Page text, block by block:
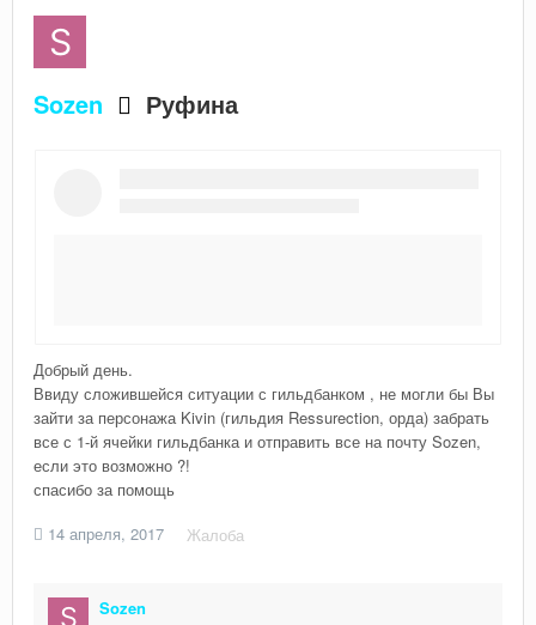
Sozen Руфина
Добрый день.
Ввиду сложившейся ситуации с гильдбанком , не могли бы Вы
зайти за персонажа Kivin (гильдия Ressurection, орда) забрать
все с 1-й ячейки гильдбанка и отправить все на почту Sozen,
если это возможно ?!
спасибо за помощь
14 апреля, 2017
Жалоба
Sozen